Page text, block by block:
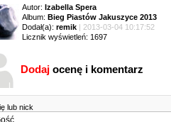
Autor: Izabella Spera
Album: Bieg Piastów Jakuszyce 2013
Dodał(a): remik | 2013-03-04 10:17:52
Licznik wyświetleń: 1697
Dodaj ocenę i komentarz
lub nick